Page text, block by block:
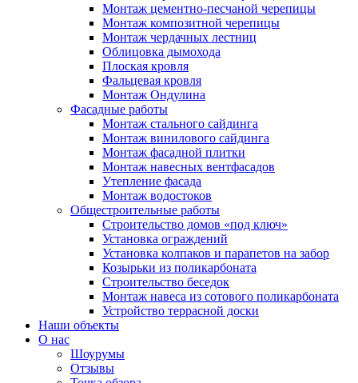
Монтаж цементно-песчаной черепицы
Монтаж композитной черепицы
Монтаж чердачных лестниц
Облицовка дымохода
Плоская кровля
Фальцевая кровля
Монтаж Ондулина
Фасадные работы
Монтаж стального сайдинга
Монтаж винилового сайдинга
Монтаж фасадной плитки
Монтаж навесных вентфасадов
Утепление фасада
Монтаж водостоков
Общестроительные работы
Строительство домов «под ключ»
Установка ограждений
Установка колпаков и парапетов на забор
Козырьки из поликарбоната
Строительство беседок
Монтаж навеса из сотового поликарбоната
Устройство террасной доски
Наши объекты
О нас
Шоурумы
Отзывы